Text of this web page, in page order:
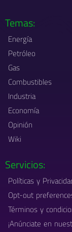
Temas:
Energía
Petróleo
Gas
Combustibles
Industria
Economía
Opinión
Wiki
Servicios:
Políticas y
Opt-out
Términos y
¡Anúnciate en